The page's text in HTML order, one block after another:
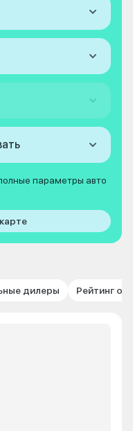
параметры авто
дилеры Рейтинг